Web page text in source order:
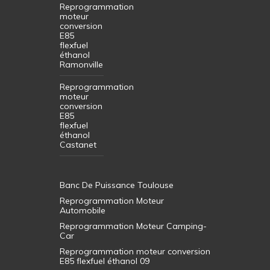
Reprogrammation
moteur
conversion
E85
flexfuel
éthanol
Ramonville
Reprogrammation
moteur
conversion
E85
flexfuel
éthanol
Castanet
Banc De Puissance Toulouse
Reprogrammation Moteur
Automobile
Reprogrammation Moteur Camping-
Car
Reprogrammation moteur conversion
E85 flexfuel éthanol 09